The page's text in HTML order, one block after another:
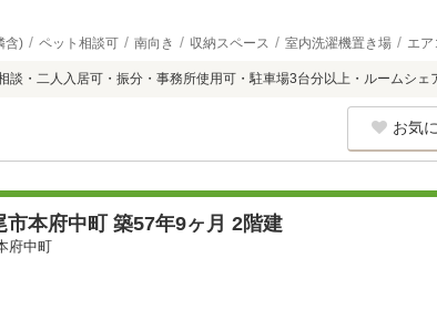
含) ペット相談可 南向き 収納スペース 室内洗濯機置き場 エア
談・二人入居可・振分・事務所使用可・駐車場3台分以上・ルームシェ
お気
市本府中町 築57年9ヶ月 2階建
府中町